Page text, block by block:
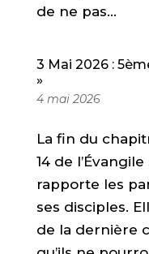
de ne pas...
3 Mai 2026 :
»
4 mai 2026
La fin du
14 de
rapporte les
ses disciples.
de la dernière